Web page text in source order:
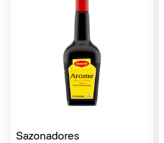
Sazonadores